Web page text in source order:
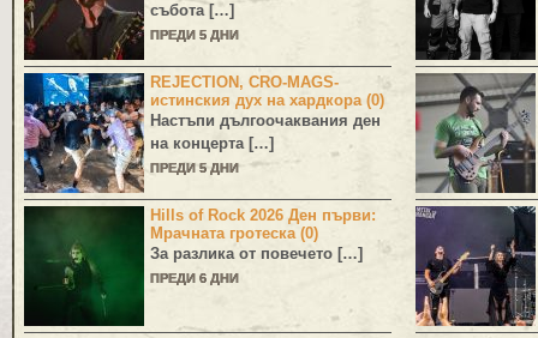
събота […]
ПРЕДИ 5 ДНИ
REJECTION, CRO-MAGS-
истинския дух на хардкора (0)
Настъпи дългоочаквания ден
на концерта […]
ПРЕДИ 5 ДНИ
Hills of Rock 2026 Ден първи:
Мрачната гротеска (0)
За разлика от повечето […]
ПРЕДИ 6 ДНИ